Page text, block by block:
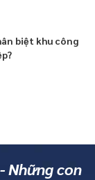
biệt khu công
Những con